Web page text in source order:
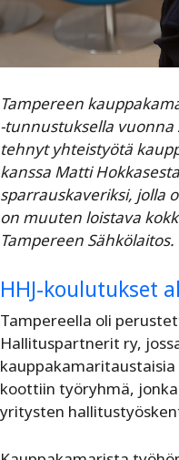
Tampereen
-tunnustuksella vuonna
tehnyt yhteistyötä
kanssa Matti
sparrauskaveriksi, jolla
on muuten loistava
Tampereen Sähkölaitos.
HHJ-koulutukset
Tampereella oli
Hallituspartnerit ry,
koottiin työryhmä,
yritysten